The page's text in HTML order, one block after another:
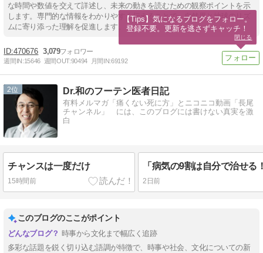
な時間や数値を交えて詳述し、未来の動きを読むための観察ポイントを示
します。専門的な情報をわかりやすく伝えることで、自然界と地球のリズ
ムに寄り添った理解を促進します。
470676 3,079
週間IN:15646 週間OUT:90494 月間IN:69192
2 Dr.和のフーテン医者日記
有料メルマガ「痛くない死に方」とニコニコ動画「長尾
チャンネル」 には、このブログには書けない真実を激
白
チャンスは一度だけ
15時間前 2日前
このブログのここがポイント
時事から文化まで幅広く追跡
多彩な話題を鋭く切り込む語調が特徴で、時事や社会、文化についての新
【Tips】気になるブログをフォロー。
登録不要。更新を逃さずキャッチ！
閉じる